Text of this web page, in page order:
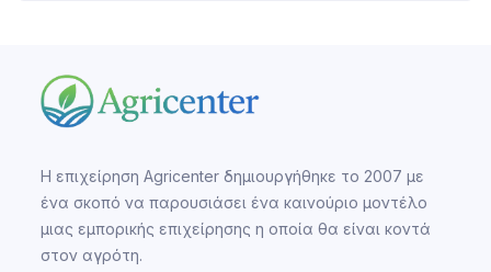
Η επιχείρηση Agricenter δημιουργήθηκε το 2007 με
ένα σκοπό να παρουσιάσει ένα καινούριο μοντέλο
μιας εμπορικής επιχείρησης η οποία θα είναι κοντά
στον αγρότη.